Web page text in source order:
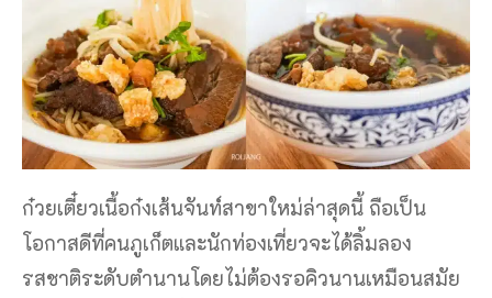
ก๋วยเตี๋ยวเนื้อก๋งเส้นจันท์สาขาใหม่ล่าสุดนี้ ถือเป็น
โอกาสดีที่คนภูเก็ตและนักท่องเที่ยวจะได้ลิ้มลอง
รสชาติระดับตำนานโดยไม่ต้องรอคิวนานเหมือนสมัย